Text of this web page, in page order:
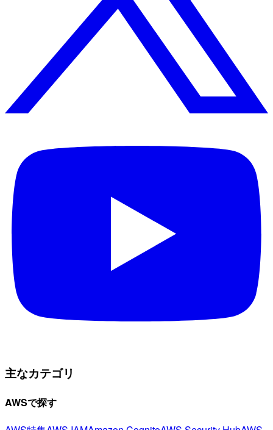
主なカテゴリ
AWSで探す